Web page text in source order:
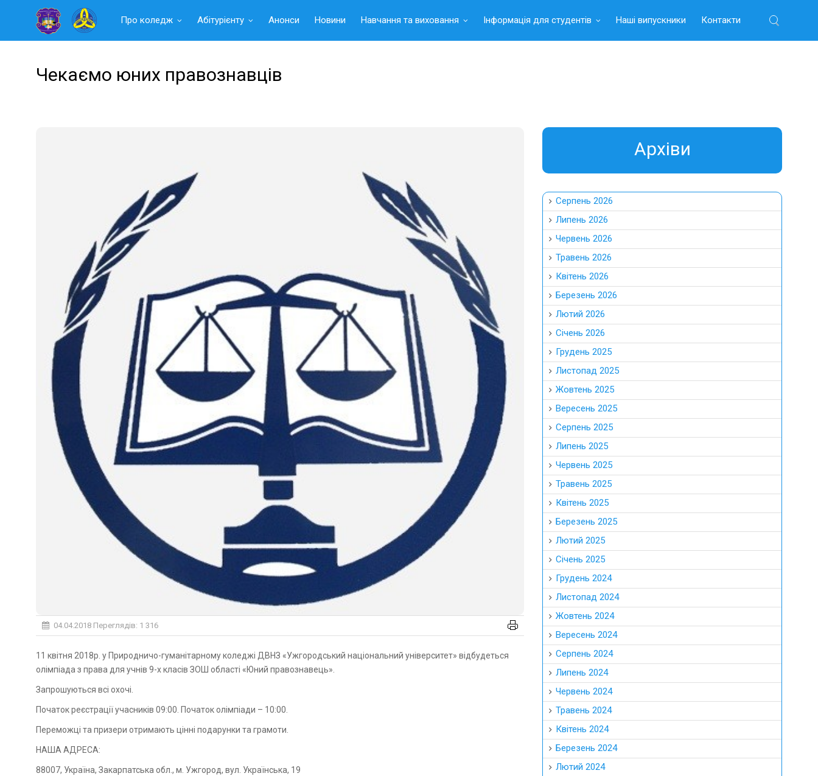
Читать
Про коледж Абітурієнту Анонси Новини Навчання та виховання Інформація для студентів Наші випускники Контакти
Чекаємо юних правознавців
04.04.2018 Переглядів: 1 316
11 квітня 2018р. у Природничо-гуманітарному коледжі ДВНЗ «Ужгородський національний університет» відбудеться
олімпіада з права для учнів 9-х класів ЗОШ області «Юний правознавець».
Запрошуються всі охочі.
Початок реєстрації учасників 09:00. Початок олімпіади – 10:00.
Переможці та призери отримають цінні подарунки та грамоти.
НАША АДРЕСА:
88007, Україна, Закарпатська обл., м. Ужгород, вул. Українська, 19
Aрхіви
Серпень 2026
Липень 2026
Червень 2026
Травень 2026
Квітень 2026
Березень 2026
Лютий 2026
Січень 2026
Грудень 2025
Листопад 2025
Жовтень 2025
Вересень 2025
Серпень 2025
Липень 2025
Червень 2025
Травень 2025
Квітень 2025
Березень 2025
Лютий 2025
Січень 2025
Грудень 2024
Листопад 2024
Жовтень 2024
Вересень 2024
Серпень 2024
Липень 2024
Червень 2024
Травень 2024
Квітень 2024
Березень 2024
Лютий 2024